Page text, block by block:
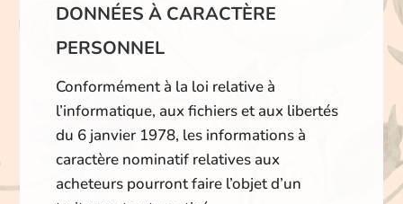
DONNÉES À CARACTÈRE
PERSONNEL
Conformément à la loi relative à
l’informatique, aux fichiers et aux libertés
du 6 janvier 1978, les informations à
caractère nominatif relatives aux
acheteurs pourront faire l’objet d’un